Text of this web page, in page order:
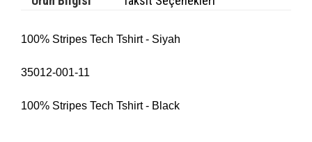
100% Stripes Tech Tshirt - Siyah
35012-001-11
100% Stripes Tech Tshirt - Black